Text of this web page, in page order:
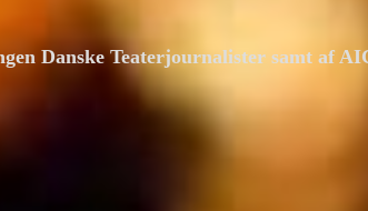
Danske Teaterjournalister samt